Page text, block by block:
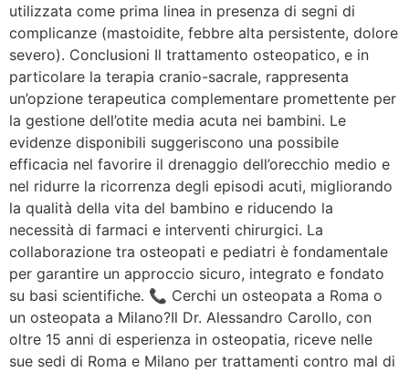
utilizzata come prima linea in presenza di segni di
complicanze (mastoidite, febbre alta persistente, dolore
severo). Conclusioni Il trattamento osteopatico, e in
particolare la terapia cranio-sacrale, rappresenta
un’opzione terapeutica complementare promettente per
la gestione dell’otite media acuta nei bambini. Le
evidenze disponibili suggeriscono una possibile
efficacia nel favorire il drenaggio dell’orecchio medio e
nel ridurre la ricorrenza degli episodi acuti, migliorando
la qualità della vita del bambino e riducendo la
necessità di farmaci e interventi chirurgici. La
collaborazione tra osteopati e pediatri è fondamentale
per garantire un approccio sicuro, integrato e fondato
su basi scientifiche. 📞 Cerchi un osteopata a Roma o
un osteopata a Milano?Il Dr. Alessandro Carollo, con
oltre 15 anni di esperienza in osteopatia, riceve nelle
sue sedi di Roma e Milano per trattamenti contro mal di